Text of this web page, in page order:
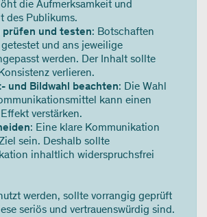
die Aufmerksamkeit und
des Publikums.
und testen: Botschaften
und ans jeweilige
werden. Der Inhalt sollte
verlieren.
und Bildwahl beachten: Die Wahl
kann einen
verstärken.
: Eine klare Kommunikation
sein. Deshalb sollte
inhaltlich widerspruchsfrei
werden, sollte vorrangig geprüft
seriös und vertrauenswürdig sind.